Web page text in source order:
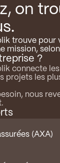
on
trouve pour
mission,
?
connecte
projets les
nous
(AXA)